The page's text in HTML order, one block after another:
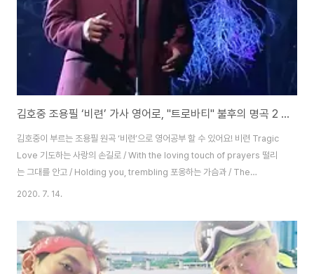
김호중 조용필 ‘비련’ 가사 영어로, "트로바티" 불후의 명곡 2 [인기가요 영어로]
김호중이 부르는 조용필 원곡 ‘비련’으로 영어공부 할 수 있어요! 비련 Tragic
Love 기도하는 사랑의 손길로 / With the loving touch of prayers 떨리
는 그대를 안고 / Holding you, trembling 포옹하는 가슴과 / The
embracing heart and 가슴이 전하는 사랑의 손길 / The loving touch of
returning season 이별하는 시련의 돌을 던지네 / Throws the painful
stone of separation 눈물은 두 뺨에 흐르고 / Tears flow down both
cheeks 그대의 입술을 깨무네 / You bit..
2020. 7. 14.